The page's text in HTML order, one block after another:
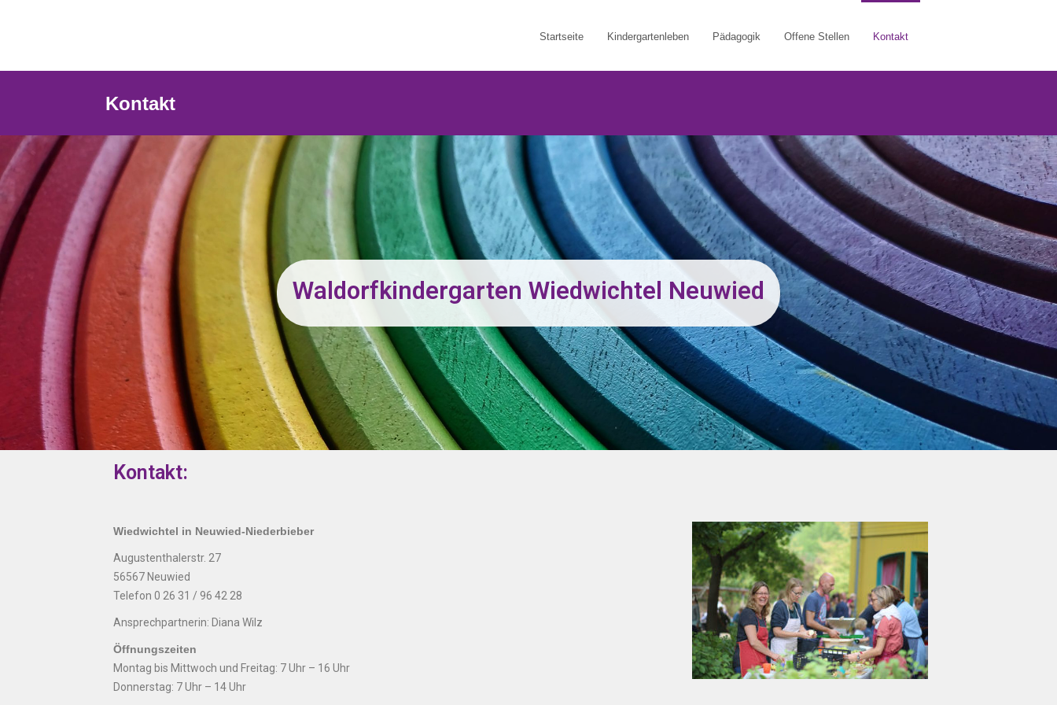
Startseite Kindergartenleben Pädagogik Offene Stellen Kontakt
Kontakt
Waldorfkindergarten Wiedwichtel Neuwied
Kontakt:
Wiedwichtel in Neuwied-Niederbieber
Augustenthalerstr. 27
56567 Neuwied
Telefon 0 26 31 / 96 42 28
Ansprechpartnerin: Diana Wilz
Öffnungszeiten
Montag bis Mittwoch und Freitag: 7 Uhr – 16 Uhr
Donnerstag: 7 Uhr – 14 Uhr